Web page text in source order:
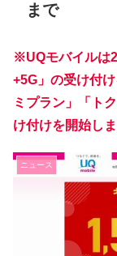
まで
※UQモバイルは
+5G」の受け付
ミプラン」「ト
け付けを開始しま
ニュース